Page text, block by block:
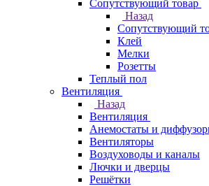
Сопутствующий товар
Назад
Сопутствующий
Клей
Мелки
Розетты
Теплый пол
Вентиляция
Назад
Вентиляция
Анемостаты и
Вентиляторы
Воздуховоды и каналы
Лючки и дверцы
Решётки